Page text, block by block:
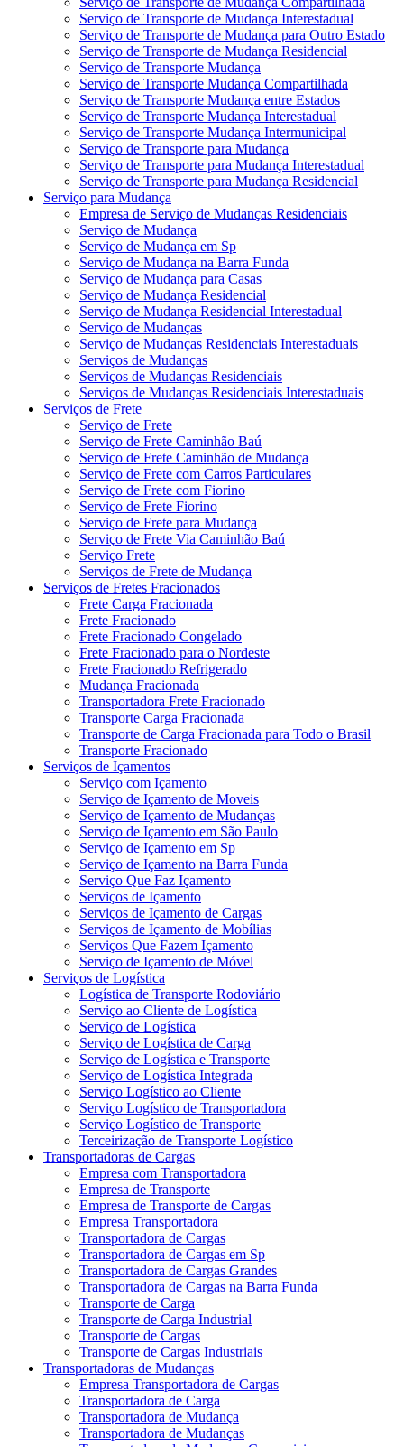
Serviço de Transporte de Mudança Interestadual
Serviço de Transporte de Mudança para Outro Estado
Serviço de Transporte de Mudança Residencial
Serviço de Transporte Mudança
Serviço de Transporte Mudança Compartilhada
Serviço de Transporte Mudança entre Estados
Serviço de Transporte Mudança Interestadual
Serviço de Transporte Mudança Intermunicipal
Serviço de Transporte para Mudança
Serviço de Transporte para Mudança Interestadual
Serviço de Transporte para Mudança Residencial
Serviço para Mudança
Empresa de Serviço de Mudanças Residenciais
Serviço de Mudança
Serviço de Mudança em Sp
Serviço de Mudança na Barra Funda
Serviço de Mudança para Casas
Serviço de Mudança Residencial
Serviço de Mudança Residencial Interestadual
Serviço de Mudanças
Serviço de Mudanças Residenciais Interestaduais
Serviços de Mudanças
Serviços de Mudanças Residenciais
Serviços de Mudanças Residenciais Interestaduais
Serviços de Frete
Serviço de Frete
Serviço de Frete Caminhão Baú
Serviço de Frete Caminhão de Mudança
Serviço de Frete com Carros Particulares
Serviço de Frete com Fiorino
Serviço de Frete Fiorino
Serviço de Frete para Mudança
Serviço de Frete Via Caminhão Baú
Serviço Frete
Serviços de Frete de Mudança
Serviços de Fretes Fracionados
Frete Carga Fracionada
Frete Fracionado
Frete Fracionado Congelado
Frete Fracionado para o Nordeste
Frete Fracionado Refrigerado
Mudança Fracionada
Transportadora Frete Fracionado
Transporte Carga Fracionada
Transporte de Carga Fracionada para Todo o Brasil
Transporte Fracionado
Serviços de Içamentos
Serviço com Içamento
Serviço de Içamento de Moveis
Serviço de Içamento de Mudanças
Serviço de Içamento em São Paulo
Serviço de Içamento em Sp
Serviço de Içamento na Barra Funda
Serviço Que Faz Içamento
Serviços de Içamento
Serviços de Içamento de Cargas
Serviços de Içamento de Mobílias
Serviços Que Fazem Içamento
Serviço de Içamento de Móvel
Serviços de Logística
Logística de Transporte Rodoviário
Serviço ao Cliente de Logística
Serviço de Logística
Serviço de Logística de Carga
Serviço de Logística e Transporte
Serviço de Logística Integrada
Serviço Logístico ao Cliente
Serviço Logístico de Transportadora
Serviço Logístico de Transporte
Terceirização de Transporte Logístico
Transportadoras de Cargas
Empresa com Transportadora
Empresa de Transporte
Empresa de Transporte de Cargas
Empresa Transportadora
Transportadora de Cargas
Transportadora de Cargas em Sp
Transportadora de Cargas Grandes
Transportadora de Cargas na Barra Funda
Transporte de Carga
Transporte de Carga Industrial
Transporte de Cargas
Transporte de Cargas Industriais
Transportadoras de Mudanças
Empresa Transportadora de Cargas
Transportadora de Carga
Transportadora de Mudança
Transportadora de Mudanças